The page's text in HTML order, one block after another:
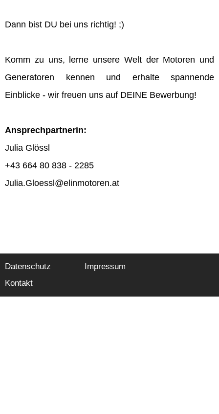
Dann bist DU bei uns richtig! ;)
Komm zu uns, lerne unsere Welt der Motoren und
Generatoren kennen und erhalte spannende
Einblicke - wir freuen uns auf DEINE Bewerbung!
Ansprechpartnerin:
Julia Glössl
+43 664 80 838 - 2285
Julia.Gloessl@elinmotoren.at
Datenschutz
Impressum
Kontakt